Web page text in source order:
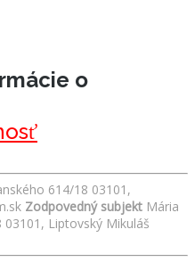
o
614/18 03101,
Zodpovedný subjekt Mária
03101, Liptovský Mikuláš